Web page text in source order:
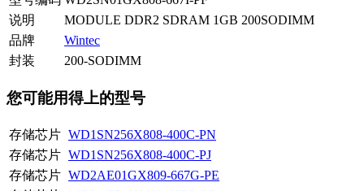
说明
MODULE DDR2 SDRAM 1GB 200SODIMM
品牌
Wintec
封装
200-SODIMM
您可能用得上的型号
存储芯片 WD1SN256X808-400C-PN
存储芯片 WD1SN256X808-400C-PJ
存储芯片 WD2AE01GX809-667G-PE